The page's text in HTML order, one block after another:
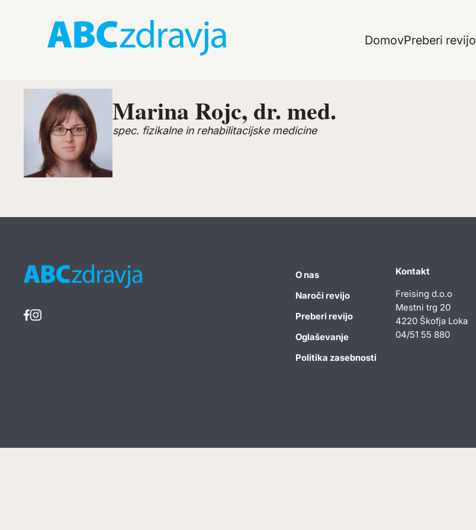
DomovPreberi revijo
Marina Rojc, dr. med.
spec. fizikalne in rehabilitacijske medicine
O nas
Naroči revijo
Preberi revijo
Oglaševanje
Politika zasebnosti
Kontakt
Freising d.o.o
Mestni trg 20
4220 Škofja Loka
04/51 55 880